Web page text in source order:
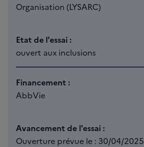
Organisation (LYSARC)
Etat de l'essai :
ouvert aux inclusions
Financement :
AbbVie
Avancement de l'essai :
Ouverture prévue le : 30/04/2025